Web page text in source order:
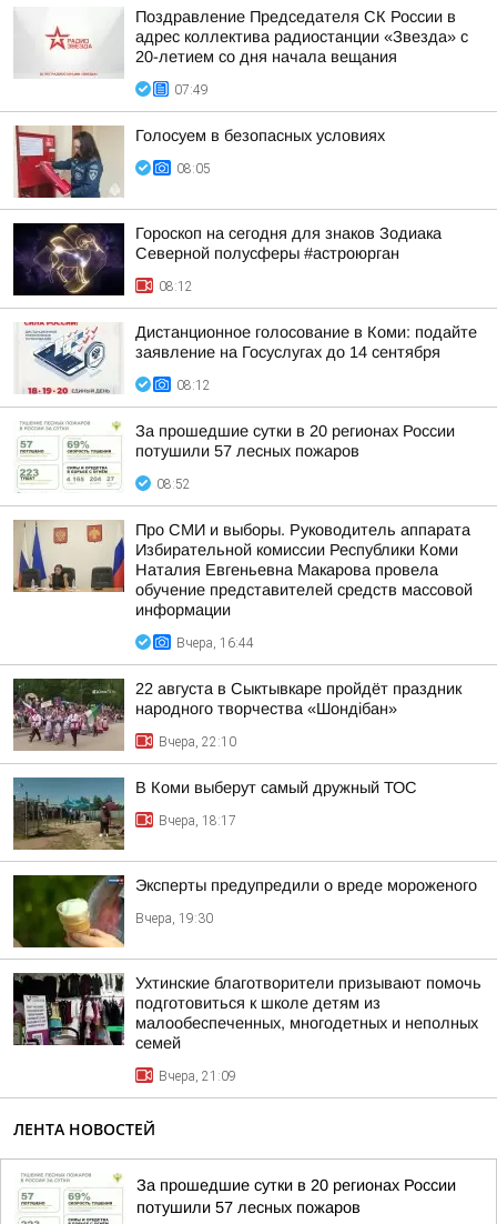
Поздравление Председателя СК России в
адрес коллектива радиостанции «Звезда» с
20-летием со дня начала вещания
07:49
Голосуем в безопасных условиях
08:05
Гороскоп на сегодня для знаков Зодиака
Северной полусферы #астроюрган
08:12
Дистанционное голосование в Коми: подайте
заявление на Госуслугах до 14 сентября
08:12
За прошедшие сутки в 20 регионах России
потушили 57 лесных пожаров
08:52
Про СМИ и выборы. Руководитель аппарата
Избирательной комиссии Республики Коми
Наталия Евгеньевна Макарова провела
обучение представителей средств массовой
информации
Вчера, 16:44
22 августа в Сыктывкаре пройдёт праздник
народного творчества «Шондібан»
Вчера, 22:10
В Коми выберут самый дружный ТОС
Вчера, 18:17
Эксперты предупредили о вреде мороженого
Вчера, 19:30
Ухтинские благотворители призывают помочь
подготовиться к школе детям из
малообеспеченных, многодетных и неполных
семей
Вчера, 21:09
ЛЕНТА НОВОСТЕЙ
За прошедшие сутки в 20 регионах России
потушили 57 лесных пожаров